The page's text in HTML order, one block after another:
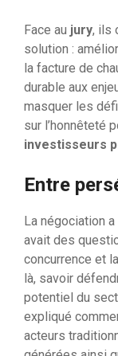
Face au jury, ils
solution :
la facture de
durable aux
masquer les
sur l’honnêteté
investisseurs
Entre
La négociation
avait des
concurrence et
là, savoir
potentiel du
expliqué
acteurs